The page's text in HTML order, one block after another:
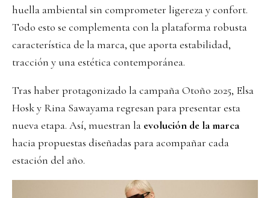
huella ambiental sin comprometer ligereza y confort.
Todo esto se complementa con la plataforma robusta
característica de la marca, que aporta estabilidad,
tracción y una estética contemporánea.
Tras haber protagonizado la campaña Otoño 2025, Elsa
Hosk y Rina Sawayama regresan para presentar esta
nueva etapa. Así, muestran la evolución de la marca
hacia propuestas diseñadas para acompañar cada
estación del año.